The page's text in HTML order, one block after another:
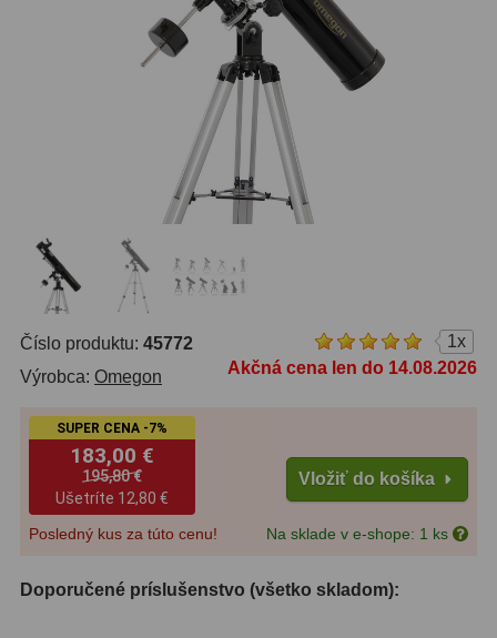
43
Plössl a Super Plössl120
Širokouhlé (52°-60°)
SWA (62°-78°) 86
XWA (100°-120°)
Planetárne 31
ZOOM12
ED a Flat Field12
Číslo produktu: 45772
Výrobca: Omegon
1x
Akčná cena len do 14.08.2026
SUPER CENA -7%
183,00 €
195,80 €
Ušetríte 12,80 €
Vložiť do košíka
Posledný kus za túto cenu! Na sklade v e-shope: 1 ks
Doporučené príslušenstvo (všetko skladom):